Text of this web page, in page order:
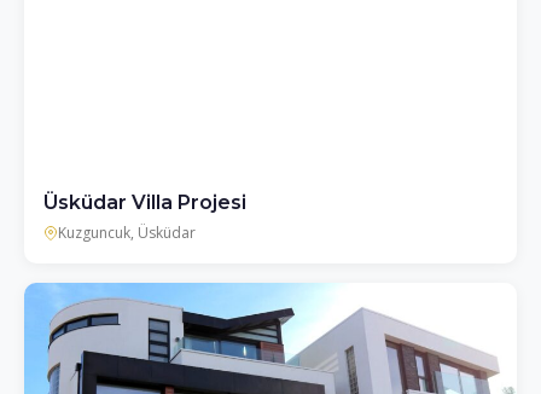
Üsküdar Villa Projesi
Kuzguncuk, Üsküdar